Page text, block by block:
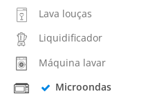
Lava louças
Liquidificador
Máquina lavar
Microondas